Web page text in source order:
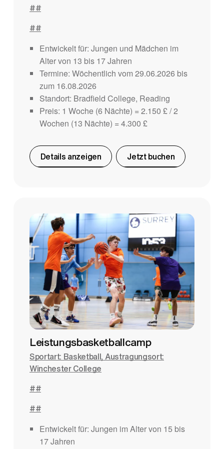
##
##
Entwickelt für: Jungen und Mädchen im
Alter von 13 bis 17 Jahren
Termine: Wöchentlich vom 29.06.2026 bis
zum 16.08.2026
Standort: Bradfield College, Reading
Preis: 1 Woche (6 Nächte) = 2.150 £ / 2
Wochen (13 Nächte) = 4.300 £
Details anzeigen Jetzt buchen
Leistungsbasketballcamp
Sportart: Basketball, Austragungsort:
Winchester College
##
##
Entwickelt für: Jungen im Alter von 15 bis
17 Jahren